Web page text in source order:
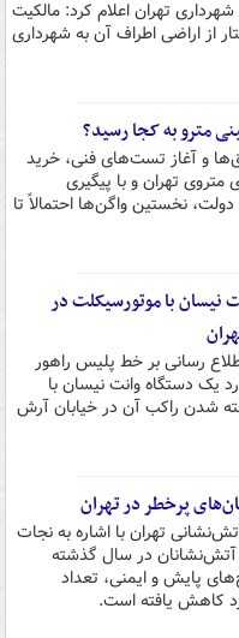
تهران اعلام کرد: مالکیت
و ۵۰ هکتار از اراضی اطراف آن به شهرداری
مترو به کجا رسید؟
و آغاز تست‌های فنی، خرید
متروی تهران و با پیگیری
نخستین واگن‌ها احتمالاً تا
نیسان با موتورسیکلت در
رسانی بر خط پلیس راهور
یک دستگاه وانت نیسان با
شدن راکب آن در خیابان آرش
پرخطر در تهران
تهران با اشاره به نجات
آتش‌نشانان در سال گذشته
پایش و ایمنی، تعداد